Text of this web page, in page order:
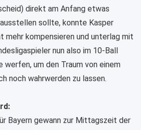
direkt am Anfang etwas
sollte, konnte Kasper
mehr kompensieren und unterlag mit
nun also im 10-Ball
werfen, um den Traum von einem
noch wahrwerden zu lassen.
Bayern gewann zur Mittagszeit der